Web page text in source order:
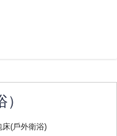
床(戶外衛浴)